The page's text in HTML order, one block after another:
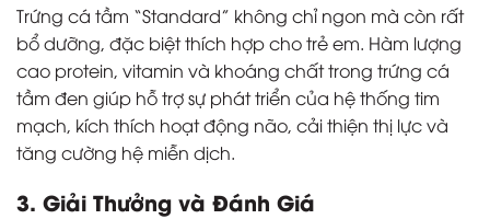
Trứng cá tầm “Standard” không chỉ ngon mà còn rất
bổ dưỡng, đặc biệt thích hợp cho trẻ em. Hàm lượng
cao protein, vitamin và khoáng chất trong trứng cá
tầm đen giúp hỗ trợ sự phát triển của hệ thống tim
mạch, kích thích hoạt động não, cải thiện thị lực và
tăng cường hệ miễn dịch.
3. Giải Thưởng và Đánh Giá